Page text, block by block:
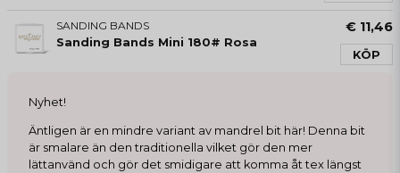
SANDING BANDS
Sanding Bands Mini 180# Rosa
€ 11,46
KÖP
Nyhet!
Äntligen är en mindre variant av mandrel bit här! Denna bit
är smalare än den traditionella vilket gör den mer
lättanvänd och gör det smidigare att komma åt tex längst